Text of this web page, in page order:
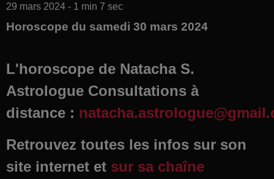
29 mars 2024 - 1 min 7 sec
Horoscope du samedi 30 mars 2024
L'horoscope de Natacha S.
Astrologue Consultations à
distance :
Retrouvez toutes les infos sur son
site internet et sur sa chaîne